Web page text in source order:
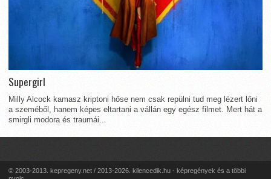
Supergirl
Milly Alcock kamasz kriptoni hőse nem csak repülni tud meg lézert lőni
a szeméből, hanem képes eltartani a vállán egy egész filmet. Mert hát a
smirgli modora és traumái...
© 2003-2013. kepregeny.net / 2013-2026. kilencedik.hu - képregények és a többi